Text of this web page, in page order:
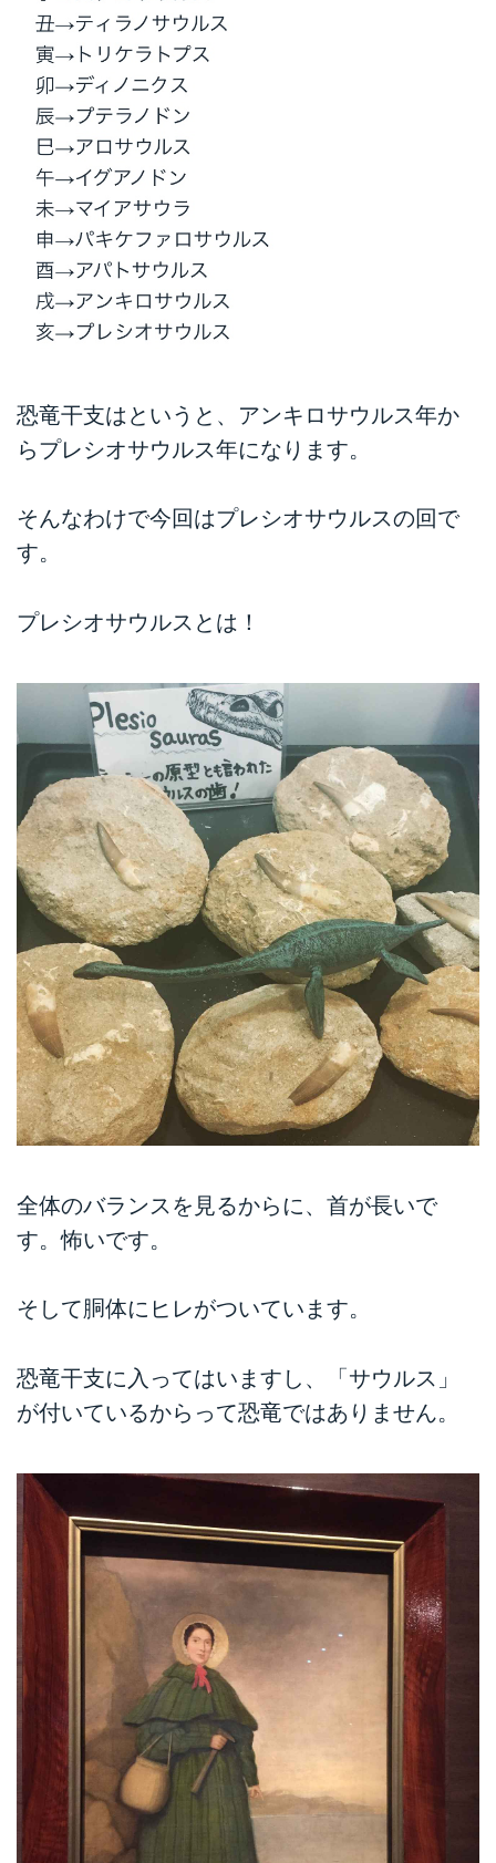
恐竜干支はというと、アンキロサウルス年か
らプレシオサウルス年になります。
そんなわけで今回はプレシオサウルスの回で
す。
プレシオサウルスとは！
全体のバランスを見るからに、首が長いで
す。怖いです。
そして胴体にヒレがついています。
恐竜干支に入ってはいますし、「サウルス」
が付いているからって恐竜ではありません。